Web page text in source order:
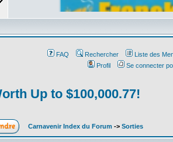
FAQ Rechercher
Liste des
Profil
Se connecter
Up to $100,000.77!
Carnavenir Index du Forum -> Sorties